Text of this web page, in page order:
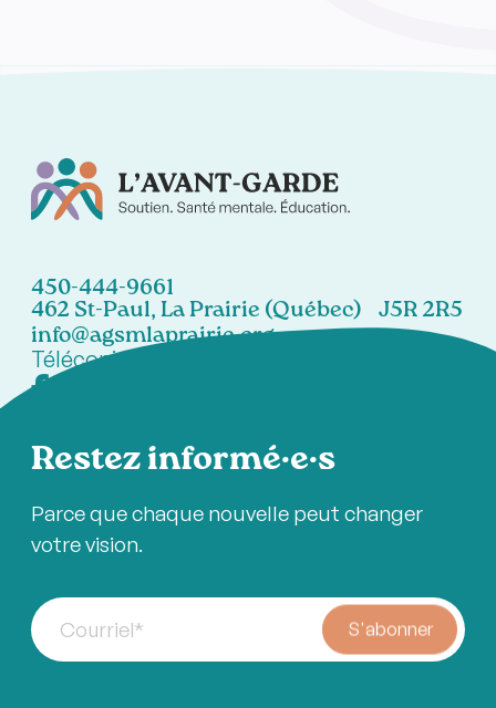
450-444-9661
462 St-Paul, La Prairie (Québec) J5R 2R5
info@agsmlaprairie.org
Télécopieur:
Restez informé·e·s
Parce que chaque nouvelle peut changer
votre vision.
Courriel* S'abonner